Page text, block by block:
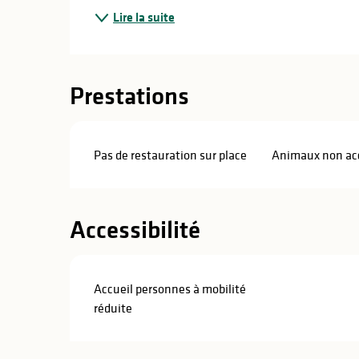
Lire la suite
Prestations
Pas de restauration sur place Animaux non
Accessibilité
Accueil personnes à mobilité
réduite